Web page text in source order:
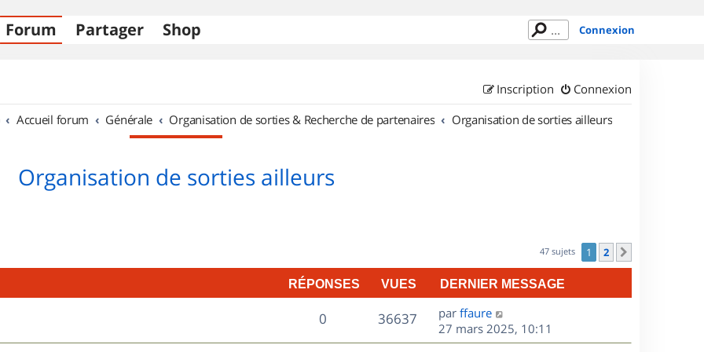
Forum Partager Shop Connexion
Connexion
Inscription
Accueil forum Générale Organisation de sorties & Recherche de partenaires Organisation de sorties ailleurs
Organisation de sorties ailleurs
47 sujets 1 2
RÉPONSES VUES DERNIER MESSAGE
0R
é
36637V
u
D
e
r
par ffaure
27 mars 2025, 10:11